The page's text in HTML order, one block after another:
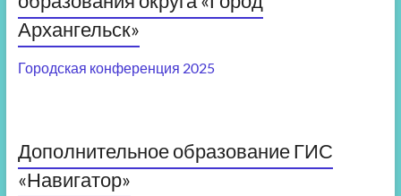
Архангельск»
Городская конференция 2025
Дополнительное образование ГИС
«Навигатор»